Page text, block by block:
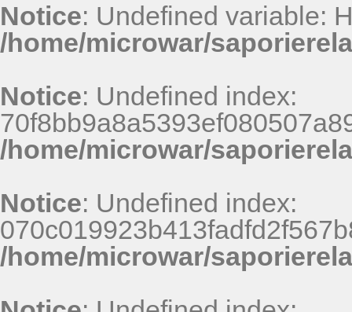
Notice: Undefined variable:
/home/microwar/
Notice: Undefined index:
/home/microwar/
Notice: Undefined index:
/home/microwar/